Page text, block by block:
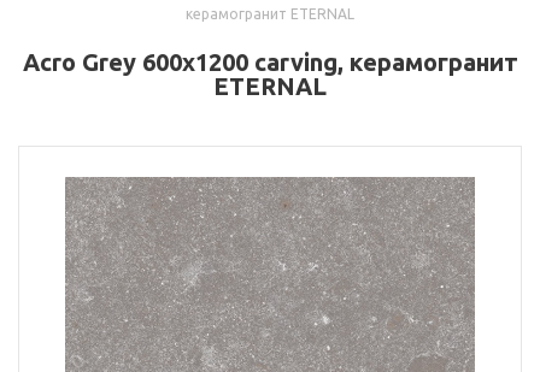
керамогранит ETERNAL
Acro Grey 600х1200 carving, керамогранит
ETERNAL